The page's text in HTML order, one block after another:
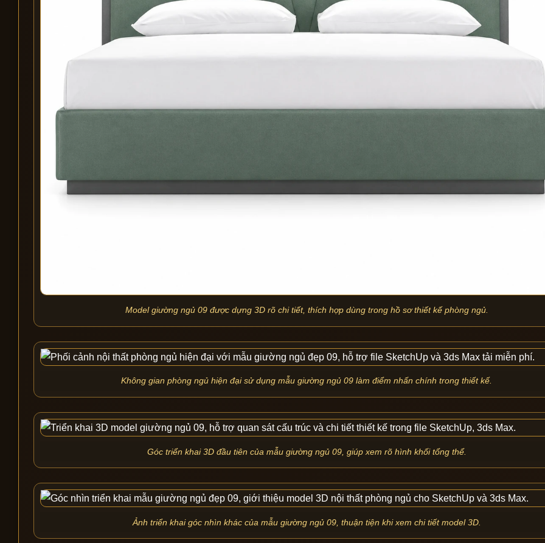
Model giường ngủ 09 được dựng 3D rõ chi tiết, thích hợp dùng trong hồ sơ thiết kế phòng ngủ.
Không gian phòng ngủ hiện đại sử dụng mẫu giường ngủ 09 làm điểm nhấn chính trong thiết kế.
Góc triển khai 3D đầu tiên của mẫu giường ngủ 09, giúp xem rõ hình khối tổng thể.
Ảnh triển khai góc nhìn khác của mẫu giường ngủ 09, thuận tiện khi xem chi tiết model 3D.